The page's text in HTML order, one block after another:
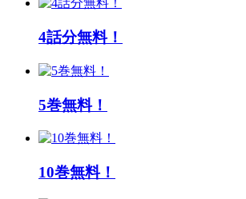
4話分無料！
5巻無料！
10巻無料！